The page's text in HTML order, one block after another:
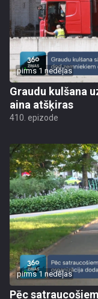
pirms 1 nedēļas
Graudu kulšana
aina atšķiras
410. epizode
pirms 1 nedēļas
Pēc